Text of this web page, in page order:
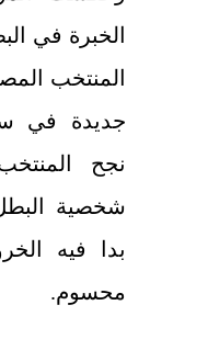
الخبرة في
المنتخب
جديدة في
نجح
شخصية
بدا فيه
محسوم.